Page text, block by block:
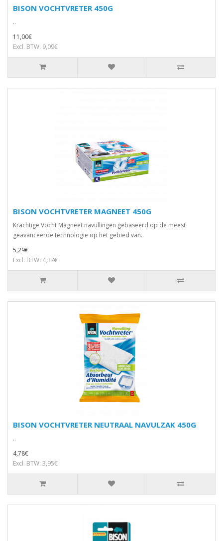
BISON VOCHTVRETER 450G
..
11,00€
Excl. BTW: 9,09€
BISON VOCHTVRETER MAGNEET 450G
Krachtige Vocht Magneet navullingen gebaseerd op de meest
geavanceerde technologie op het gebied van..
5,29€
Excl. BTW: 4,37€
BISON VOCHTVRETER NEUTRAAL NAVULZAK 450G
..
4,78€
Excl. BTW: 3,95€